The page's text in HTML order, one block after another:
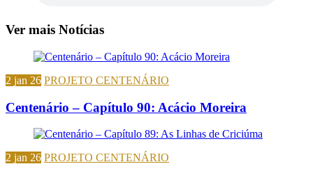
Ver mais Notícias
2 jan 26 PROJETO CENTENÁRIO
Centenário – Capítulo 90: Acácio Moreira
2 jan 26 PROJETO CENTENÁRIO